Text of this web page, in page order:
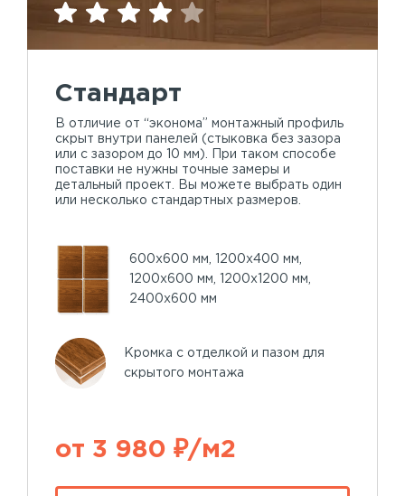
Стандарт
В отличие от “эконома” монтажный профиль
скрыт внутри панелей (стыковка без зазора
или с зазором до 10 мм). При таком способе
поставки не нужны точные замеры и
детальный проект. Вы можете выбрать один
или несколько стандартных размеров.
600х600 мм, 1200х400 мм,
1200х600 мм, 1200х1200 мм,
2400х600 мм
Кромка с отделкой и пазом для
скрытого монтажа
от 3 980 ₽/м2